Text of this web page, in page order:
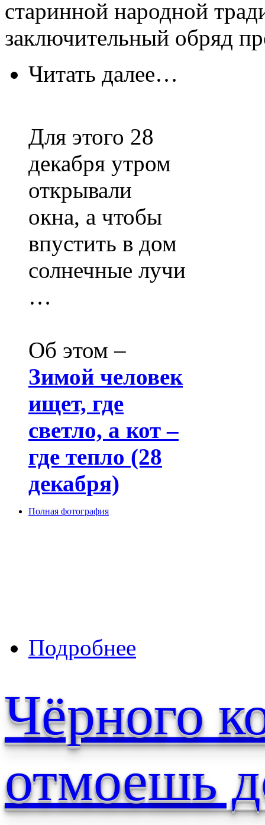
старинной народной
заключительный обряд
Читать далее…
Для этого 28
декабря утром
открывали
окна, а чтобы
впустить в дом
солнечные лучи
…
Об этом –
Зимой человек
ищет, где
светло, а кот –
где тепло (28
декабря)
Полная фотография
Подробнее
Чёрного
отмоешь